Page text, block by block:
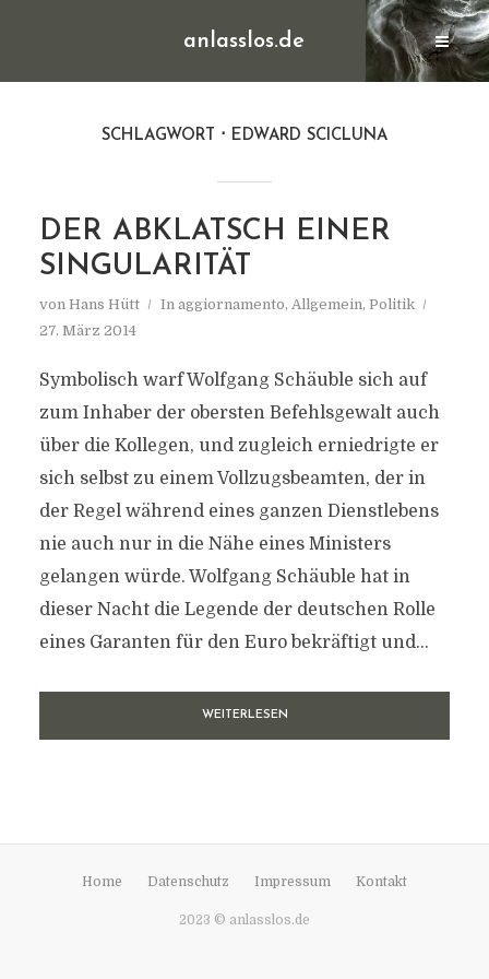
anlasslos.de
SCHLAGWORT EDWARD SCICLUNA
DER ABKLATSCH EINER
SINGULARITÄT
von Hans Hütt In aggiornamento, Allgemein, Politik
27. März 2014
Symbolisch warf Wolfgang Schäuble sich auf
zum Inhaber der obersten Befehlsgewalt auch
über die Kollegen, und zugleich erniedrigte er
sich selbst zu einem Vollzugsbeamten, der in
der Regel während eines ganzen Dienstlebens
nie auch nur in die Nähe eines Ministers
gelangen würde. Wolfgang Schäuble hat in
dieser Nacht die Legende der deutschen Rolle
eines Garanten für den Euro bekräftigt und...
WEITERLESEN
Home Datenschutz Impressum Kontakt
2023 © anlasslos.de